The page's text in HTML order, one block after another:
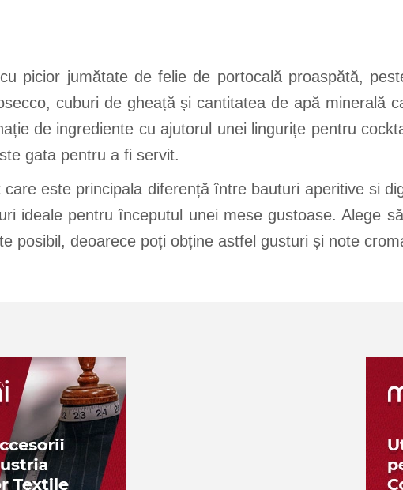
picior jumătate de felie de portocală proaspătă,
cuburi de gheață și cantitatea de apă minerală
de ingrediente cu ajutorul unei lingurițe pentru
gata pentru a fi servit.
este principala diferență între bauturi aperitive si
ideale pentru începutul unei mese gustoase. Alege
posibil, deoarece poți obține astfel gusturi și note